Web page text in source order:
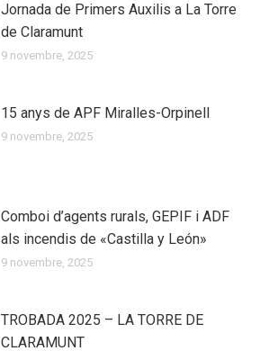
Jornada de Primers Auxilis a La Torre
de Claramunt
9 novembre, 2025
15 anys de APF Miralles-Orpinell
9 novembre, 2025
Comboi d’agents rurals, GEPIF i ADF
als incendis de «Castilla y León»
9 novembre, 2025
TROBADA 2025 – LA TORRE DE
CLARAMUNT